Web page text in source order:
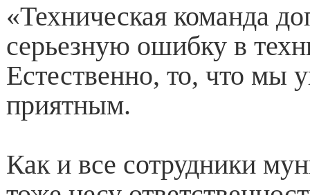
«Техническая команда
серьезную ошибку в
Естественно, то, что мы
приятным.
Как и все сотрудники